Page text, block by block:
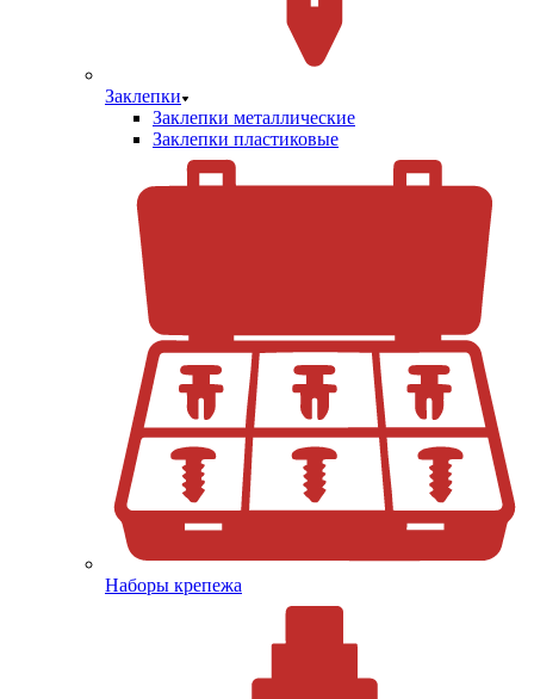
Заклепки
Заклепки металлические
Заклепки пластиковые
Наборы крепежа